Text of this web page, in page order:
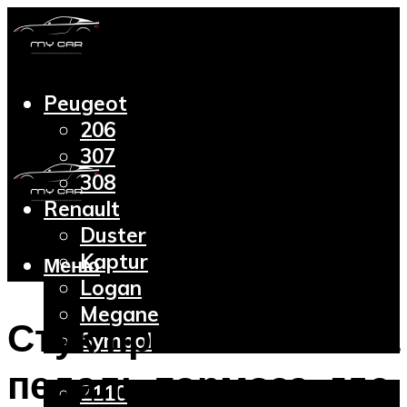
Peugeot
206
307
308
Renault
Duster
Kaptur
Logan
Megane
Symbol
Lada
2110
Меню
Стук при нажатии на
педаль тормоза, где